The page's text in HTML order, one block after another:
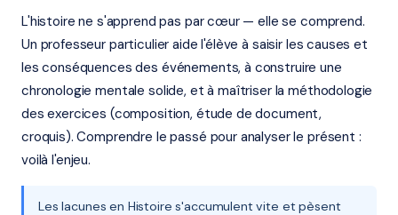
L'histoire ne s'apprend pas par cœur — elle se comprend.
Un professeur particulier aide l'élève à saisir les causes et
les conséquences des événements, à construire une
chronologie mentale solide, et à maîtriser la méthodologie
des exercices (composition, étude de document,
croquis). Comprendre le passé pour analyser le présent :
voilà l'enjeu.
Les lacunes en Histoire s'accumulent vite et pèsent